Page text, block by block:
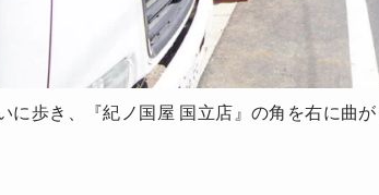
に歩き、『紀ノ国屋 国立店』の角を右に曲